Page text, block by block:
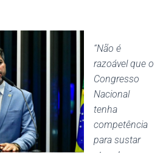
“Não é
razoável que o
Congresso
Nacional
tenha
competência
para sustar